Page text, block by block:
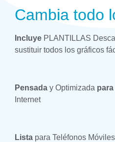
Cambia todo
Incluye PLANTILLAS
sustituir todos los gráficos
Pensada y Optimizada
Internet
Lista para Teléfonos